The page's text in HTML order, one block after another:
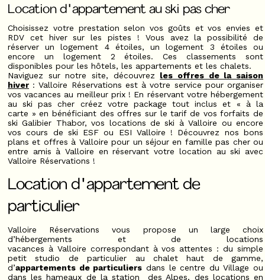
Location d'appartement au ski pas cher
Choisissez votre prestation selon vos goûts et vos envies et
RDV cet hiver sur les pistes ! Vous avez la possibilité de
réserver un logement 4 étoiles, un logement 3 étoiles ou
encore un logement 2 étoiles. Ces classements sont
disponibles pour les hôtels, les appartements et les chalets.
Naviguez sur notre site, découvrez les offres de la saison
hiver : Valloire Réservations est à votre service pour organiser
vos vacances au meilleur prix ! En réservant votre hébergement
au ski pas cher créez votre package tout inclus et « à la
carte » en bénéficiant des offres sur le tarif de vos forfaits de
ski Galibier Thabor, vos locations de ski à Valloire ou encore
vos cours de ski ESF ou ESI Valloire ! Découvrez nos bons
plans et offres à Valloire pour un séjour en famille pas cher ou
entre amis à Valloire en réservant votre location au ski avec
Valloire Réservations !
Location d'appartement de
particulier
Valloire Réservations vous propose un large choix
d’hébergements et de locations
vacances à Valloire correspondant à vos attentes : du simple
petit studio de particulier au chalet haut de gamme,
d’appartements de particuliers dans le centre du Village ou
dans les hameaux de la station des Alpes, des locations en